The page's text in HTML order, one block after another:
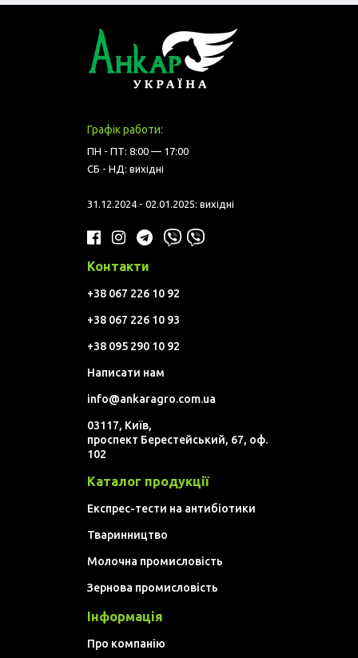
Графік работи:
ПН - ПТ: 8:00 — 17:00
СБ - НД: вихідні
31.12.2024 - 02.01.2025: вихідні
Контакти
+38 067 226 10 92
+38 067 226 10 93
+38 095 290 10 92
Написати нам
info@ankaragro.com.ua
03117, Київ,
проспект Берестейський, 67, оф.
102
Каталог продукції
Експрес-тести на антибіотики
Тваринництво
Молочна промисловість
Зернова промисловість
Інформація
Про компанію